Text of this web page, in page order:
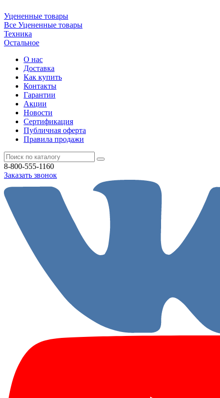
Уцененные товары
Все Уцененные товары
Техника
Остальное
О нас
Доставка
Как купить
Контакты
Гарантии
Акции
Новости
Cертификация
Публичная оферта
Правила продажи
8-800-555-1160
Заказать звонок